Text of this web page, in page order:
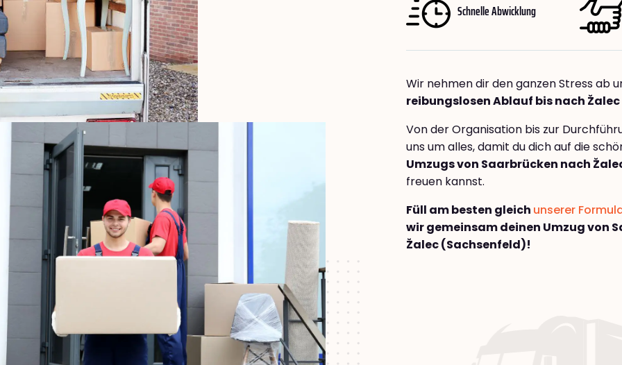
Schnelle Abwicklung
Wir nehmen dir den ganzen Stress ab
reibungslosen Ablauf bis nach
Von der Organisation bis zur
uns um alles, damit du dich auf die
Umzugs von Saarbrücken nach
freuen kannst.
Füll am besten gleich unserer
wir gemeinsam deinen Umzug von
Žalec (Sachsenfeld)!